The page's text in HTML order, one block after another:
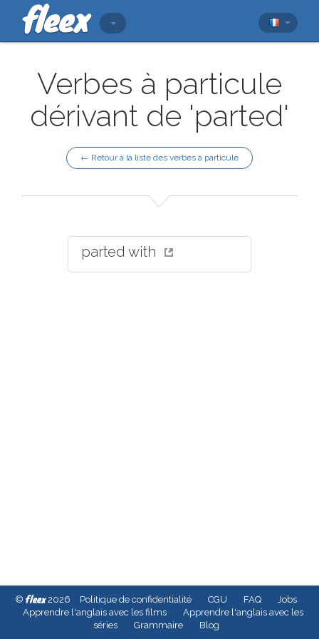
Verbes à particule
dérivant de 'parted'
← Retour à la liste des verbes à particule
parted with
© fleex2026 Politique de confidentialité CGU FAQ
Jobs
Apprendre l'anglais avec les films
Apprendre l'anglais avec les
séries
Grammaire Blog